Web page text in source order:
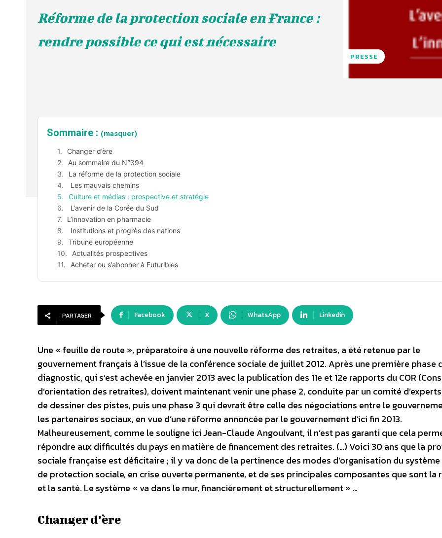
Réforme de la protection sociale en France :
rendre possible ce qui est nécessaire
PRESSE
Sommaire : (masquer)
Changer d’ère
Au sommaire du N°394
La réforme de la protection sociale
Les mauvais chemins
Culture et médias : prospective et stratégie
L’avenir de la Corée du Sud
L’innovation en pharmacie
Institutions et progrès des nations
Tribune européenne
Actualités prospectives
Acheter ou s’abonner à Futuribles
PARTAGER Facebook X WhatsApp Linkedin
Une « feuille de route », préparatoire à une nouvelle réforme des retraites, a été retenue par le
gouvernement français à l’issue de la conférence sociale de juillet 2012. Après une première phase
diagnostic, qui s’est achevée en janvier 2013 avec la publication des 11e et 12e rapports du COR
d’orientation des retraites), doivent maintenant venir une phase 2, conduite par un comité
de dessiner des pistes, puis une phase 3 qui devrait être celle des négociations entre le
les partenaires sociaux, en vue d’une réforme annoncée par le gouvernement d’ici fin 2013.
Malheureusement, comme le souligne ici Jean-Claude Angoulvant, il n’est pas garanti que cela
répondre aux difficultés du pays en matière de financement des retraites. (…) Voici 30 ans que la
sociale française est déficitaire ; il y va donc de la pertinence des modes d’organisation du
de protection sociale, en crise ouverte permanente, et de ses principales composantes que sont la
et la santé. Le système « va dans le mur, financièrement et structurellement » …
Changer d’ère